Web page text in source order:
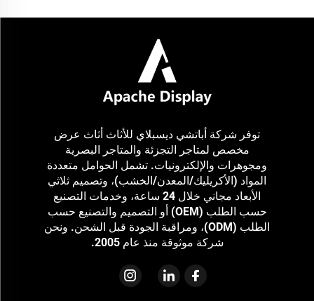
توفر شركة أباتشي ديسبلاي للأثاث أثاث عرض
مخصص لمتاجر التجزئة والمتاجر البصرية
ومجوهرات والإلكترونيات. تشمل الحوامل متعددة
المواد (الأكريليك/المعدن/الخشب)، وتصميم ثلاثي
الأبعاد مجاني خلال 24 ساعة، وخدمات التصنيع
حسب الطلب (OEM) أو التصميم والتصنيع حسب
الطلب (ODM)، ومراقبة الجودة قبل الشحن. ونحن
شركة موثوقة منذ عام 2005.